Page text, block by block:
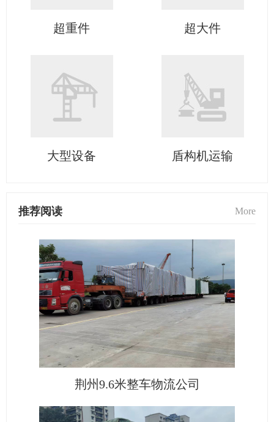
超重件 超大件
大型设备 盾构机运输
推荐阅读 More
荆州9.6米整车物流公司